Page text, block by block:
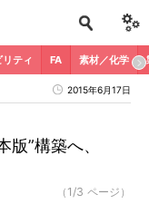
リティ FA 素材／化学
2015年6月17日
”構築へ、
（1/3 ページ）